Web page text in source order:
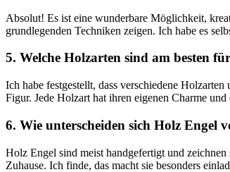
Absolut! Es ist eine​ wunderbare Möglichkeit,
grundlegenden‍ Techniken zeigen. Ich habe es
5. Welche Holzarten sind am besten
Ich habe festgestellt, dass verschiedene
Figur. Jede Holzart hat ihren eigenen Charme
6. Wie ​unterscheiden sich​ Holz Engel
Holz Engel sind ⁣meist ⁤handgefertigt und
Zuhause. Ich finde,‌ das⁢ macht sie besonders